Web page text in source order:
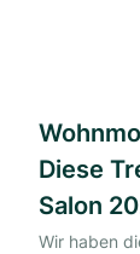
Diese
Salon
Wir haben